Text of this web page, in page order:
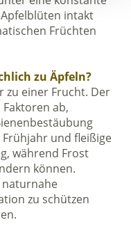
intakt
Früchten
zu Äpfeln?
zu einer Frucht. Der
ab,
Frühjahr und fleißige
während Frost
können.
naturnahe
zu schützen